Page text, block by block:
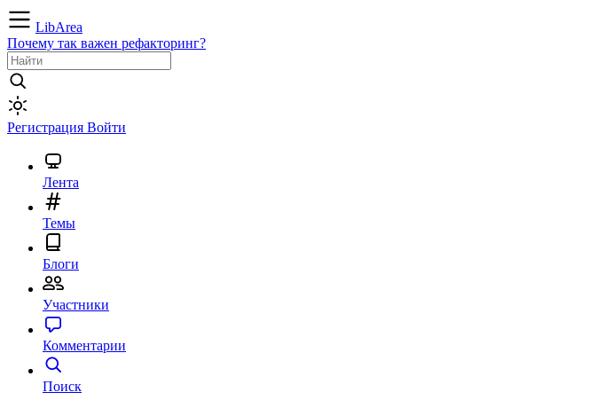
LibArea
Почему так важен рефакторинг?
Регистрация Войти
Лента
Темы
Блоги
Участники
Комментарии
Поиск